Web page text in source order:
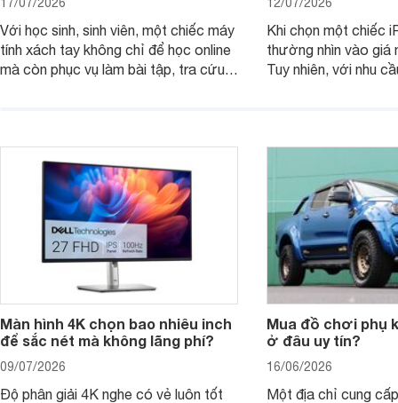
Với học sinh, sinh viên, một chiếc máy
tính xách tay không chỉ để học online
mà còn phục vụ làm bài tập, tra cứu,
thay vì chỉ so sánh cấu hình trên giấy.
Khi chọn một chiếc
thường nhìn vào
Tuy nhiên, với nhu
không, dùng được
Màn hình 4K chọn bao nhiêu inch
để sắc nét mà không lãng phí?
09/07/2026
Độ phân giải 4K nghe có vẻ luôn tốt
Mua đồ chơi phụ
ở đâu uy tín?
16/06/2026
Một địa chỉ cung